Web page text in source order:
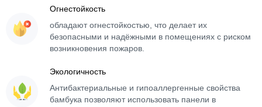
Огнестойкость
обладают огнестойкостью, что делает их
безопасными и надёжными в помещениях с риском
возникновения пожаров.
Экологичность
Антибактериальные и гипоаллергенные свойства
бамбука позволяют использовать панели в